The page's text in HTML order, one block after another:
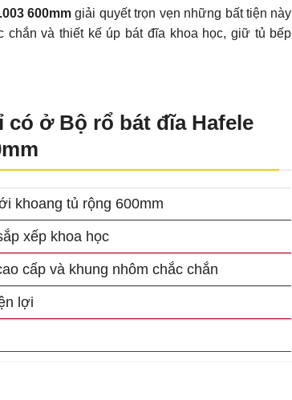
600mmgiải quyết trọn vẹn những bất tiện này
chắn và thiết kế úp bát đĩa khoa học, giữ tủ bếp
ở Bộ rổ bát đĩa Hafele
khoang tủ rộng 600mm
xếp khoa học
cấp và khung nhôm chắc chắn
lợi